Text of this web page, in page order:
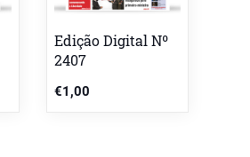
Edição Digital Nº
2407
€1,00